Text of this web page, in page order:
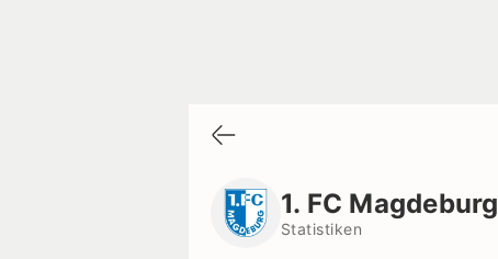
1. FC Magdeburg
Statistiken